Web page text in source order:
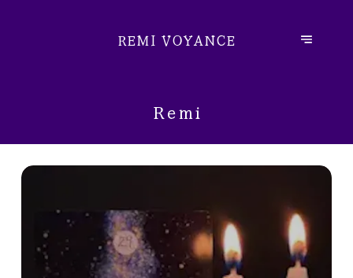
REMI VOYANCE
Remi